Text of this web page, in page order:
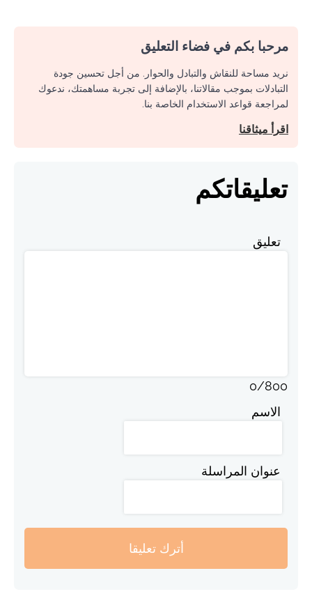
مرحبا بكم في فضاء التعليق
نريد مساحة للنقاش والتبادل والحوار. من أجل تحسين جودة
التبادلات بموجب مقالاتنا، بالإضافة إلى تجربة مساهمتك، ندعوك
لمراجعة قواعد الاستخدام الخاصة بنا.
اقرأ ميثاقنا
تعليقاتكم
تعليق
0/800
الاسم
عنوان المراسلة
أترك تعليقا